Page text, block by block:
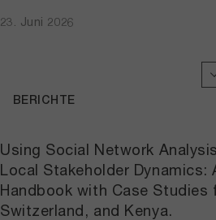
23. Juni 2026
Using Social Network
Local Stakeholder Dynamics:
Handbook with Case Studies
Switzerland, and Kenya.
BERICHTE